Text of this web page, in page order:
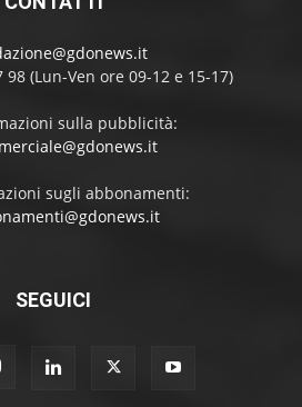
98 (Lun-Ven ore 09-12 e 15-17)
sulla pubblicità:
sugli abbonamenti:
SEGUICI